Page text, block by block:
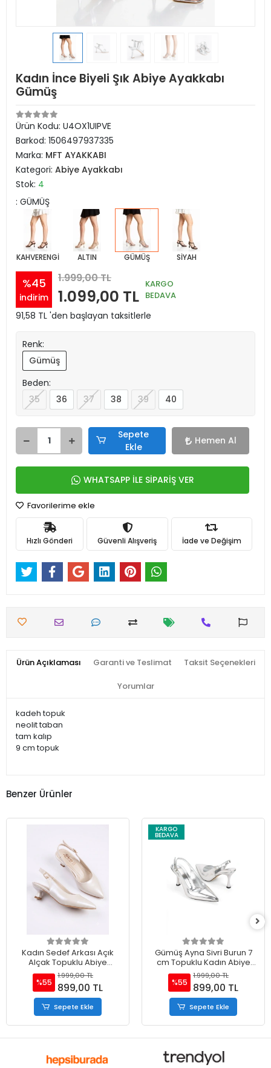
Kadın İnce Biyeli Şık Abiye Ayakkabı
Gümüş
Ürün Kodu: U4OX1UIPVE
Barkod: 1506497937335
Marka: MFT AYAKKABI
Kategori: Abiye Ayakkabı
Stok: 4
: GÜMÜŞ
KAHVERENGİ ALTIN GÜMÜŞ SİYAH
%45
indirim
1.999,00 TL
1.099,00 TL
KARGO
BEDAVA
91,58 TL 'den başlayan taksitlerle
Renk:
Gümüş
Beden:
35
36 37 38 39 40
Sepete
Ekle
Hemen Al
WHATSAPP İLE SİPARİŞ VER
Favorilerime ekle
Hızlı Gönderi Güvenli Alışveriş İade ve Değişim
Ürün Açıklaması Garanti ve Teslimat Taksit Seçenekleri
Yorumlar
kadeh topuk
neolit taban
tam kalıp
9 cm topuk
Benzer Ürünler
Kadın Sedef Arkası Açık
Alçak Topuklu Abiye
Ayakkabı
%55
1.999,00 TL
899,00 TL
Sepete Ekle
KARGO
BEDAVA
Gümüş Ayna Sivri Burun 7
cm Topuklu Kadın Abiye
Ayakkabı
%55
1.999,00 TL
899,00 TL
Sepete Ekle